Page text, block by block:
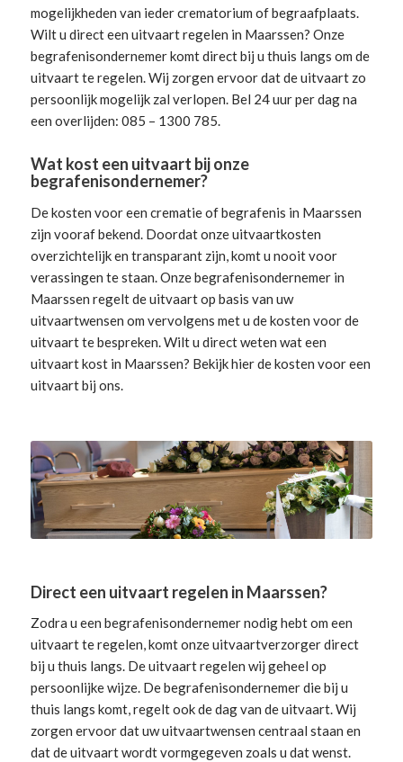
mogelijkheden van ieder crematorium of begraafplaats.
Wilt u direct een uitvaart regelen in Maarssen? Onze
begrafenisondernemer komt direct bij u thuis langs om de
uitvaart te regelen. Wij zorgen ervoor dat de uitvaart zo
persoonlijk mogelijk zal verlopen. Bel 24 uur per dag na
een overlijden: 085 – 1300 785.
Wat kost een uitvaart bij onze
begrafenisondernemer?
De kosten voor een crematie of begrafenis in Maarssen
zijn vooraf bekend. Doordat onze uitvaartkosten
overzichtelijk en transparant zijn, komt u nooit voor
verassingen te staan. Onze begrafenisondernemer in
Maarssen regelt de uitvaartop basis van uw
uitvaartwensen om vervolgens met u de kosten voor de
uitvaart te bespreken. Wilt u direct weten wat een
uitvaart kost in Maarssen? Bekijk hier dekosten voor een
uitvaartbij ons.
Direct een uitvaart regelen in Maarssen?
Zodra u een begrafenisondernemer nodig hebt om een
uitvaart te regelen, komt onze uitvaartverzorger direct
bij u thuis langs. De uitvaart regelen wij geheel op
persoonlijke wijze. De begrafenisondernemer die bij u
thuis langs komt, regelt ook de dag van de uitvaart. Wij
zorgen ervoor dat uw uitvaartwensen centraal staan en
dat de uitvaart wordt vormgegeven zoals u dat wenst.